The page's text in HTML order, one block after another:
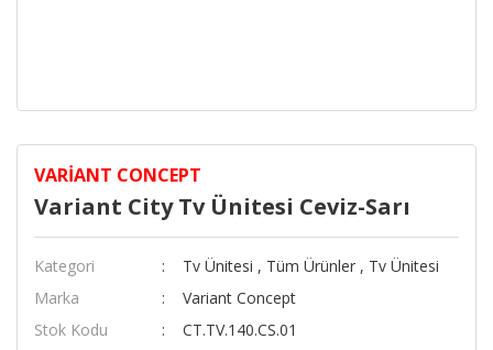
VARIANT CONCEPT
Variant City Tv Ünitesi Ceviz-Sarı
Kategori Tv Ünitesi , Tüm Ürünler , Tv Ünitesi
Marka
Variant Concept
Stok Kodu
CT.TV.140.CS.01